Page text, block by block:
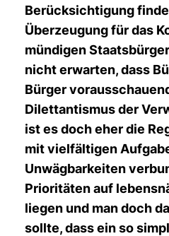
Berücksichtigung
Überzeugung für das
mündigen
nicht erwarten, dass
Bürger
Dilettantismus der
ist es doch eher die
mit vielfältigen
Unwägbarkeiten
Prioritäten auf
liegen und man doch
sollte, dass ein so